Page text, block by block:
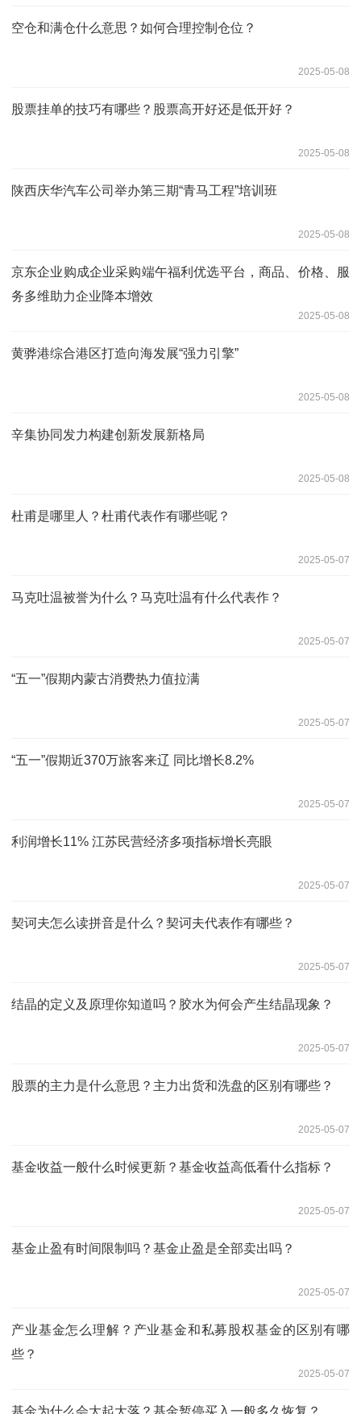
空仓和满仓什么意思？如何合理控制仓位？
2025-05-08
股票挂单的技巧有哪些？股票高开好还是低开好？
2025-05-08
陕西庆华汽车公司举办第三期“青马工程”培训班
2025-05-08
京东企业购成企业采购端午福利优选平台，商品、价格、服
务多维助力企业降本增效
2025-05-08
黄骅港综合港区打造向海发展“强力引擎”
2025-05-08
辛集协同发力构建创新发展新格局
2025-05-08
杜甫是哪里人？杜甫代表作有哪些呢？
2025-05-07
马克吐温被誉为什么？马克吐温有什么代表作？
2025-05-07
“五一”假期内蒙古消费热力值拉满
2025-05-07
“五一”假期近370万旅客来辽 同比增长8.2%
2025-05-07
利润增长11% 江苏民营经济多项指标增长亮眼
2025-05-07
契诃夫怎么读拼音是什么？契诃夫代表作有哪些？
2025-05-07
结晶的定义及原理你知道吗？胶水为何会产生结晶现象？
2025-05-07
股票的主力是什么意思？主力出货和洗盘的区别有哪些？
2025-05-07
基金收益一般什么时候更新？基金收益高低看什么指标？
2025-05-07
基金止盈有时间限制吗？基金止盈是全部卖出吗？
2025-05-07
产业基金怎么理解？产业基金和私募股权基金的区别有哪
些？
2025-05-07
基金为什么会大起大落？基金暂停买入一般多久恢复？